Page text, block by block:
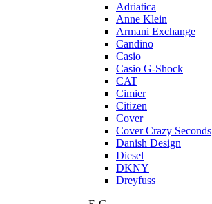
Adriatica
Anne Klein
Armani Exchange
Candino
Casio
Casio G-Shock
CAT
Cimier
Citizen
Cover
Cover Crazy Seconds
Danish Design
Diesel
DKNY
Dreyfuss